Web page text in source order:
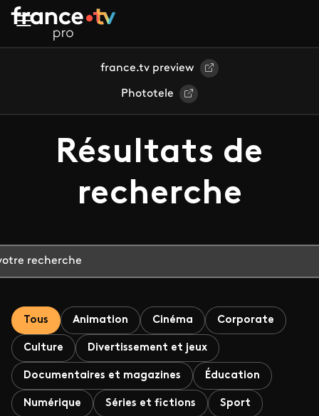
Aller au contenu principal
france.tv preview
Phototele
Résultats de
recherche
Tous Animation Cinéma Corporate
Culture Divertissement et jeux
Documentaires et magazines Éducation
Numérique Séries et fictions Sport